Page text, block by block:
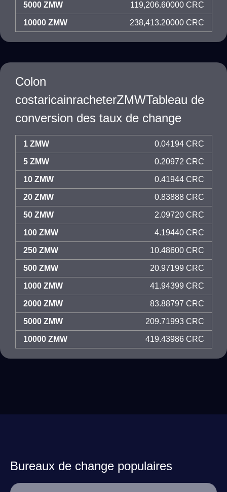
5000 ZMW 119,206.60000 CRC
10000 ZMW 238,413.20000 CRC
Colon
costaricainracheterZMWTableau de
conversion des taux de change
1 ZMW 0.04194 CRC
5 ZMW 0.20972 CRC
10 ZMW 0.41944 CRC
20 ZMW 0.83888 CRC
50 ZMW 2.09720 CRC
100 ZMW 4.19440 CRC
250 ZMW 10.48600 CRC
500 ZMW 20.97199 CRC
1000 ZMW 41.94399 CRC
2000 ZMW 83.88797 CRC
5000 ZMW 209.71993 CRC
10000 ZMW 419.43986 CRC
Bureaux de change populaires